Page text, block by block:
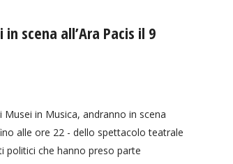
scena all’Ara Pacis il 9
in Musica, andranno in scena
alle ore 22 - dello spettacolo teatrale
politici che hanno preso parte